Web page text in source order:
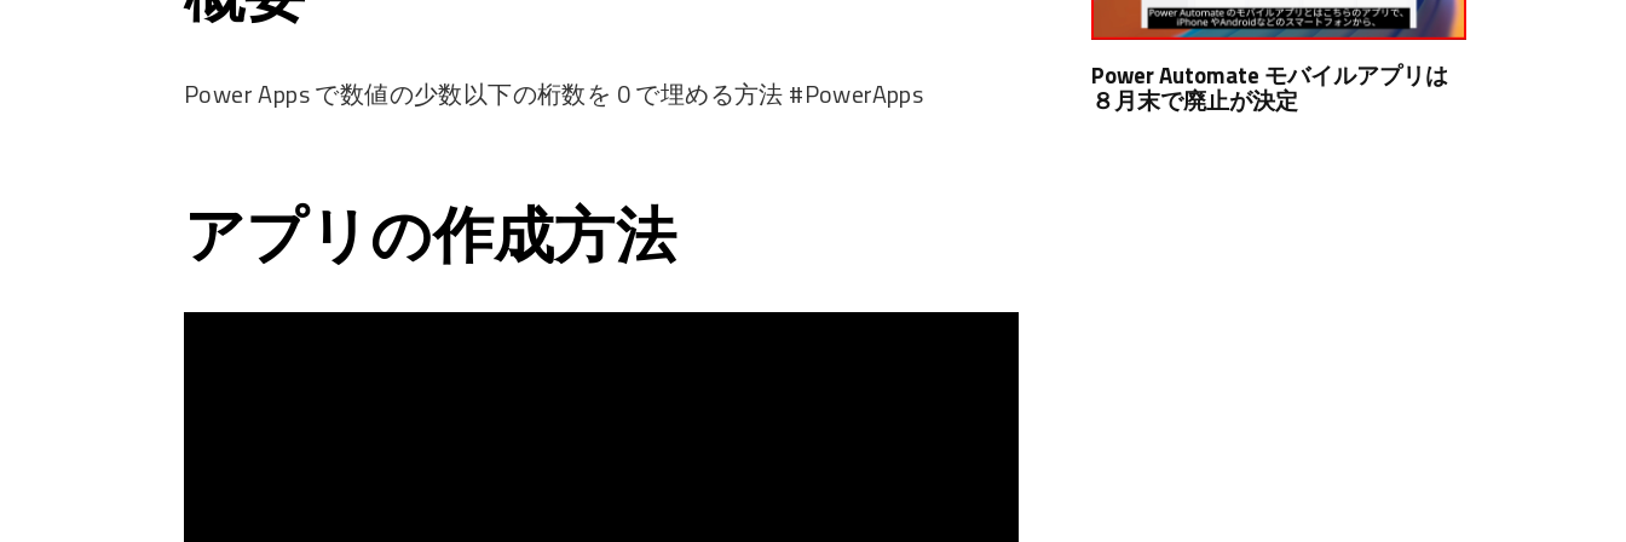
Power Apps で数値の少数以下の桁数を 0 で埋める方法 #PowerApps
アプリの作成方法
Power Automate モバイルアプリは
８月末で廃止が決定